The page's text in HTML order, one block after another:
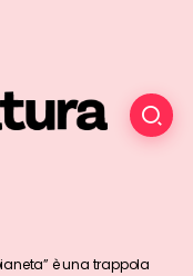
è una trappola